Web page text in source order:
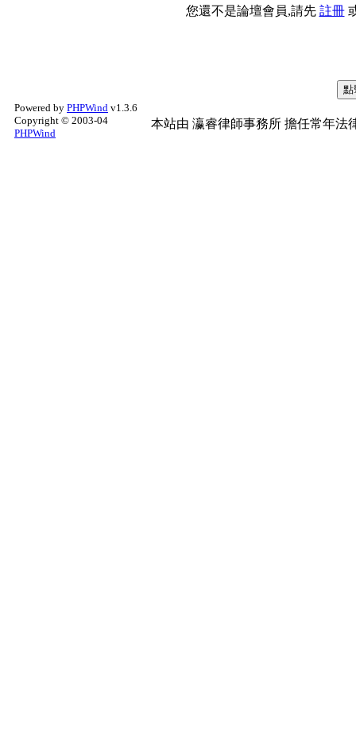
您還不是論壇會員,請先 註冊
Powered by PHPWind v1.3.6
Copyright © 2003-04
PHPWind
本站由 瀛睿律師事務所 擔任常年法